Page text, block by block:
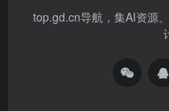
top.gd.cn导航，集AI资源